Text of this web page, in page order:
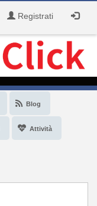
Registrati
Blog
Attività